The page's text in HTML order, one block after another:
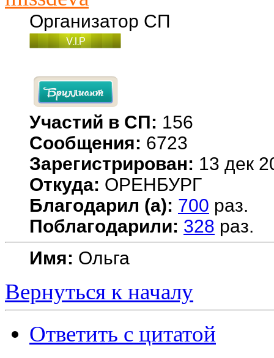
Организатор СП
Участий в СП: 156
Сообщения: 6723
Зарегистрирован: 13 дек
Откуда: ОРЕНБУРГ
Благодарил (а): 700 раз.
Поблагодарили: 328 раз.
Имя: Ольга
Вернуться к началу
Ответить с цитатой